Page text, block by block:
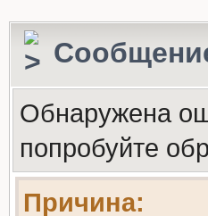
Обнаружена
попробуйте
Причина: